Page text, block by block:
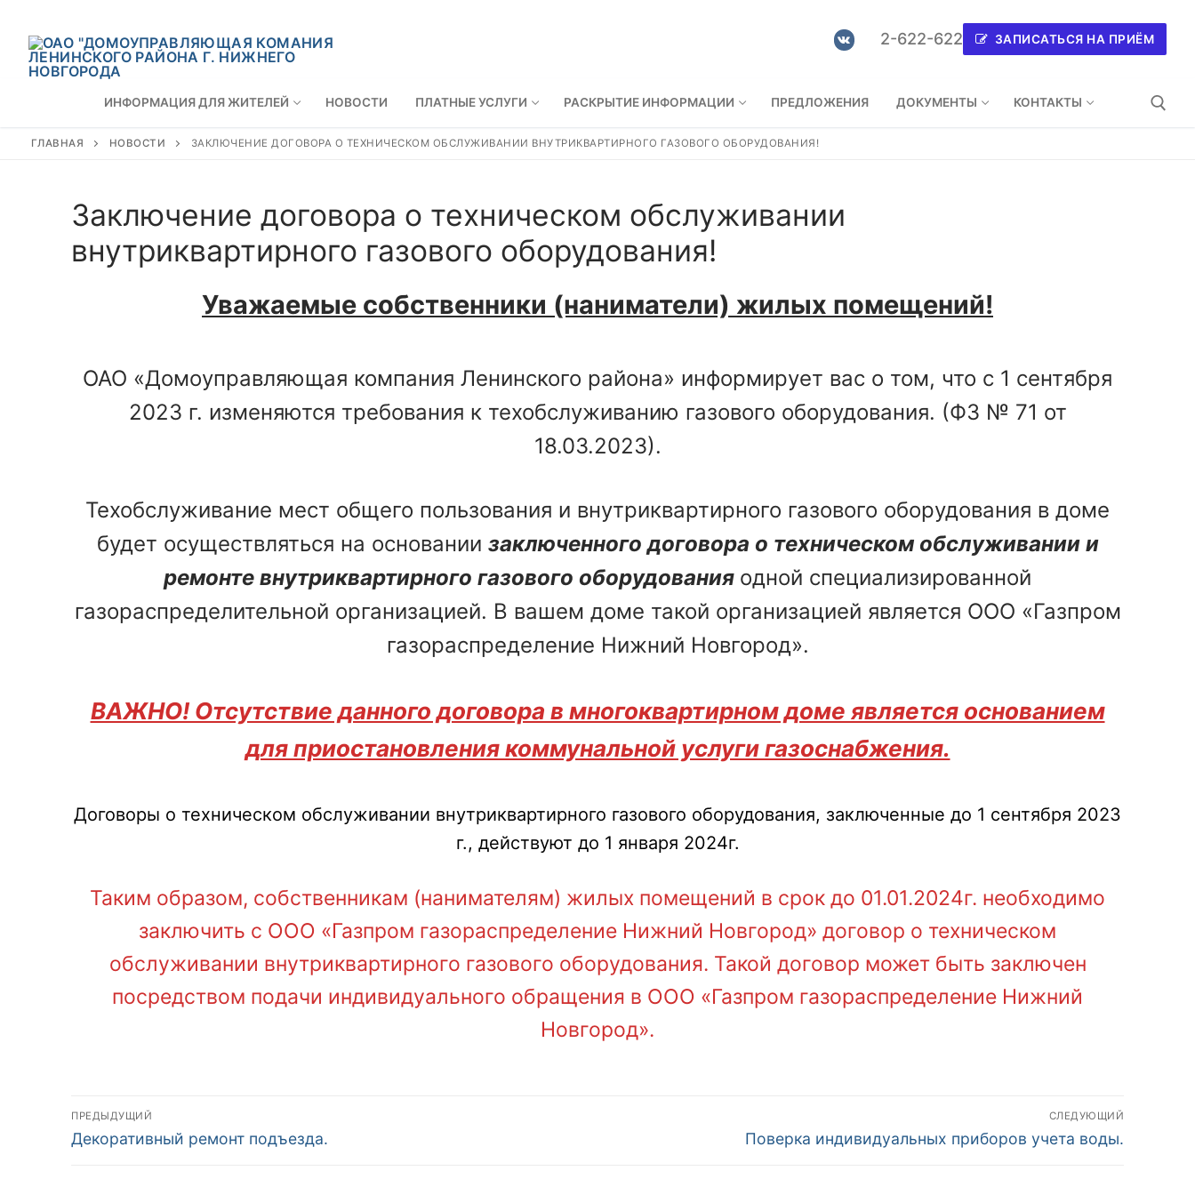
2-622-622 ЗАПИСАТЬСЯ НА ПРИЁМ
ИНФОРМАЦИЯ ДЛЯ ЖИТЕЛЕЙ НОВОСТИ ПЛАТНЫЕ УСЛУГИ РАСКРЫТИЕ ИНФОРМАЦИИ ПРЕДЛОЖЕНИЯ ДОКУМЕНТЫ КОНТАКТЫ
ГЛАВНАЯ НОВОСТИ ЗАКЛЮЧЕНИЕ ДОГОВОРА О ТЕХНИЧЕСКОМ ОБСЛУЖИВАНИИ ВНУТРИКВАРТИРНОГО ГАЗОВОГО ОБОРУДОВАНИЯ!
Заключение договора о техническом обслуживании
внутриквартирного газового оборудования!
Уважаемые собственники (наниматели) жилых помещений!
ОАО «Домоуправляющая компания Ленинского района» информирует вас о том, что с 1 сентября
2023 г. изменяются требования к техобслуживанию газового оборудования. (ФЗ № 71 от
18.03.2023).
Техобслуживание мест общего пользования и внутриквартирного газового оборудования в доме
будет осуществляться на основании заключенного договора о техническом обслуживании и
ремонте внутриквартирного газового оборудования одной специализированной
газораспределительной организацией. В вашем доме такой организацией является ООО «Газпром
газораспределение Нижний Новгород».
ВАЖНО! Отсутствие данного договора в многоквартирном доме является основанием
для приостановления коммунальной услуги газоснабжения.
Договоры о техническом обслуживании внутриквартирного газового оборудования, заключенные до 1 сентября 2023
г., действуют до 1 января 2024г.
Таким образом, собственникам (нанимателям) жилых помещений в срок до 01.01.2024г. необходимо
заключить с ООО «Газпром газораспределение Нижний Новгород» договор о техническом
обслуживании внутриквартирного газового оборудования. Такой договор может быть заключен
посредством подачи индивидуального обращения в ООО «Газпром газораспределение Нижний
Новгород».
ПРЕДЫДУЩИЙ
Декоративный ремонт подъезда.
СЛЕДУЮЩИЙ
Поверка индивидуальных приборов учета воды.